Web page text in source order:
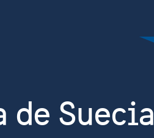
de Suecia